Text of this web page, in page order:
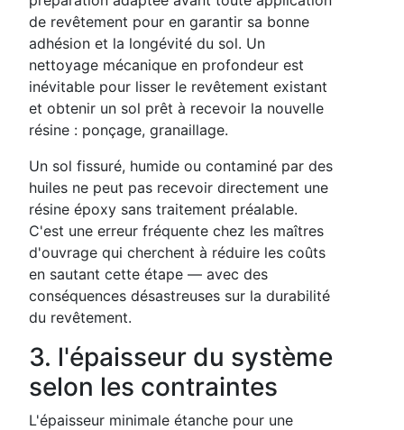
de revêtement pour en garantir sa bonne
adhésion et la longévité du sol. Un
nettoyage mécanique en profondeur est
inévitable pour lisser le revêtement existant
et obtenir un sol prêt à recevoir la nouvelle
résine : ponçage, granaillage.
Un sol fissuré, humide ou contaminé par des
huiles ne peut pas recevoir directement une
résine époxy sans traitement préalable.
C'est une erreur fréquente chez les maîtres
d'ouvrage qui cherchent à réduire les coûts
en sautant cette étape — avec des
conséquences désastreuses sur la durabilité
du revêtement.
3. l'épaisseur du système
selon les contraintes
L'épaisseur minimale étanche pour une